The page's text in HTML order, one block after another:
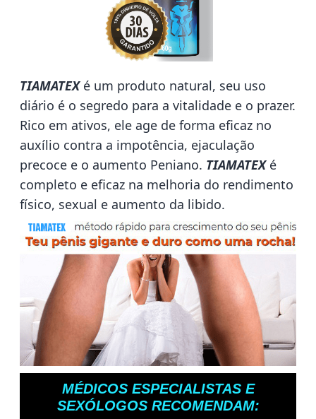
TIAMATEX é um produto natural, seu uso
diário é o segredo para a vitalidade e o prazer.
Rico em ativos, ele age de forma eficaz no
auxílio contra a impotência, ejaculação
precoce e o aumento Peniano. TIAMATEX é
completo e eficaz na melhoria do rendimento
físico, sexual e aumento da libido.
MÉDICOS ESPECIALISTAS E
SEXÓLOGOS RECOMENDAM: